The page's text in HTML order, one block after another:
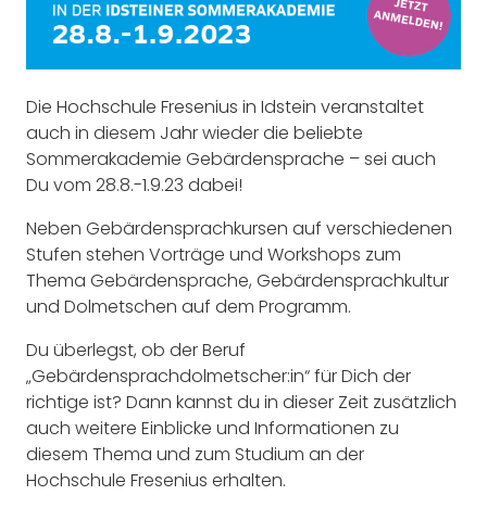
Die Hochschule Fresenius in Idstein veranstaltet
auch in diesem Jahr wieder die beliebte
Sommerakademie Gebärdensprache – sei auch
Du vom 28.8.-1.9.23 dabei!
Neben Gebärdensprachkursen auf verschiedenen
Stufen stehen Vorträge und Workshops zum
Thema Gebärdensprache, Gebärdensprachkultur
und Dolmetschen auf dem Programm.
Du überlegst, ob der Beruf
„Gebärdensprachdolmetscher:in“ für Dich der
richtige ist? Dann kannst du in dieser Zeit zusätzlich
auch weitere Einblicke und Informationen zu
diesem Thema und zum Studium an der
Hochschule Fresenius erhalten.